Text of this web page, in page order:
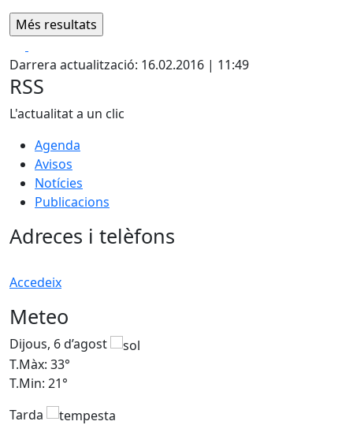
Darrera actualització: 16.02.2016 | 11:49
RSS
L'actualitat a un clic
Agenda
Avisos
Notícies
Publicacions
Adreces i telèfons
Accedeix
Meteo
Dijous, 6 d’agost
T.Màx: 33°
T.Min: 21°
Tarda